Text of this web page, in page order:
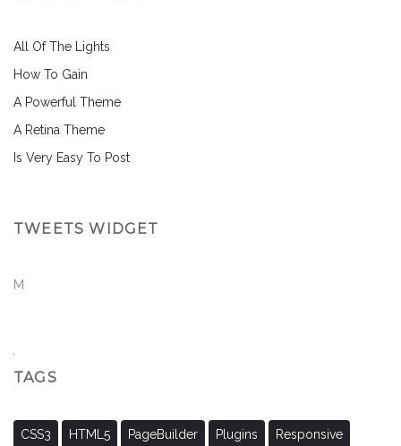
All Of The Lights
How To Gain
A Powerful Theme
A Retina Theme
Is Very Easy To Post
TWEETS WIDGET
M
TAGS
CSS3 HTML5 PageBuilder Plugins Responsive